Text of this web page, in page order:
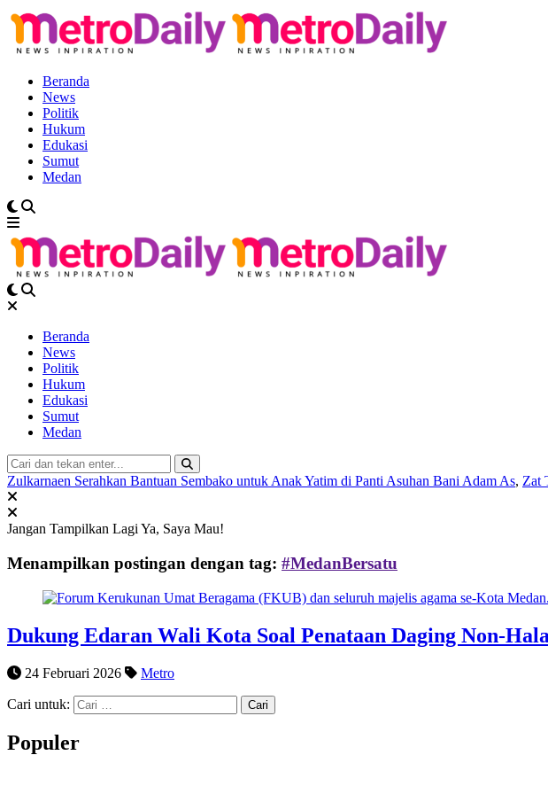
Beranda
News
Politik
Hukum
Edukasi
Sumut
Medan
Beranda
News
Politik
Hukum
Edukasi
Sumut
Medan
Zulkarnaen Serahkan Bantuan Sembako untuk Anak Yatim di Panti Asuhan Bani Adam As, Zat
Jangan Tampilkan Lagi Ya, Saya Mau!
Menampilkan postingan dengan tag: #MedanBersatu
Dukung Edaran Wali Kota Soal Penataan Daging Non-
24 Februari 2026 Metro
Cari untuk:
Populer